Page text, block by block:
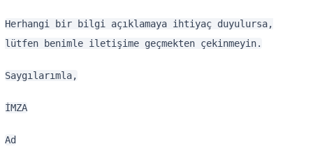
Herhangi bir bilgi açıklamaya ihtiyaç duyulursa,
lütfen benimle iletişime geçmekten çekinmeyin.
Saygılarımla,
İMZA
Ad